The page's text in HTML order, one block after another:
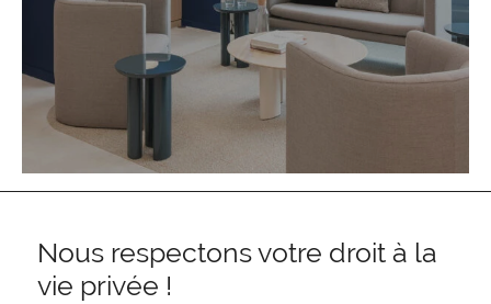
Nous respectons votre droit à la
vie privée !